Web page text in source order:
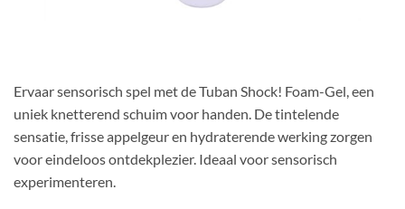
Ervaar sensorisch spel met de Tuban Shock! Foam-Gel, een
uniek knetterend schuim voor handen. De tintelende
sensatie, frisse appelgeur en hydraterende werking zorgen
voor eindeloos ontdekplezier. Ideaal voor sensorisch
experimenteren.